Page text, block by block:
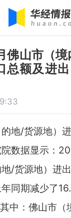
佛山市（境
总额及进
地/货源地）
数据显示：
/货源地）进
同期减少了
中：佛山市（